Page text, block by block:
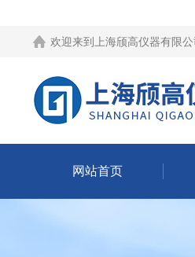
欢迎来到 上海颀高仪器有限
网站首页